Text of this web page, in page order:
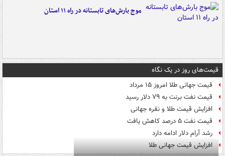
موج بارش‌های تابستانه در راه ۱۱ استان
قیمت‌های روز در یک نگاه
قیمت جهانی طلا امروز ۱۵ مرداد
قیمت نفت برنت به ۷۹ دلار رسید
افزایش قیمت طلا و نقره جهانی
قیمت نفت ۵ درصد کاهش یافت
رشد آرام دلار ادامه دارد
افزایش قیمت جهانی طلا